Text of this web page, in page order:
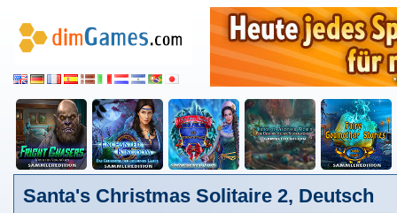
Santa's Christmas Solitaire 2, Deutsch